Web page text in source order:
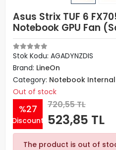
Asus Strix TUF 6
Notebook GPU Fan
Stok Kodu: AGADYNZDIS
Brand: LineOn
Category: Notebook Internal
Out of stock
%27
Discount
720,55 TL
523,85 TL
The product is out of